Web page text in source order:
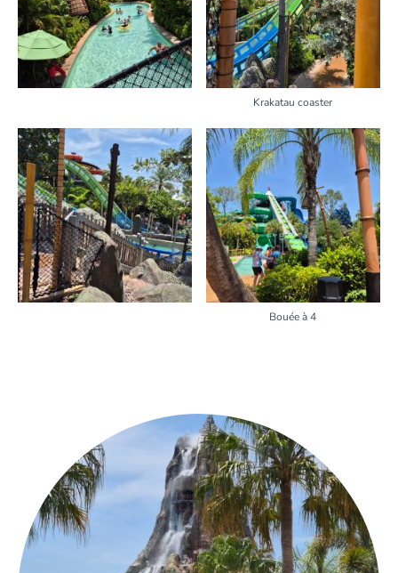
Krakatau coaster
Bouée à 4